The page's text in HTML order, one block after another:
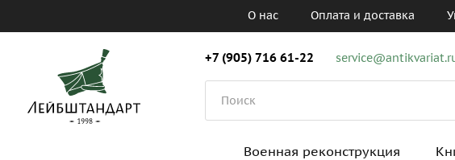
О нас Оплата и доставка
+7 (905) 716 61-22
Военная реконструкция